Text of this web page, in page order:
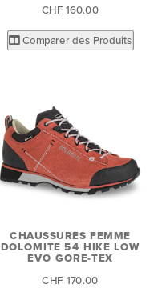
CHF 160.00
Comparer des Produits
CHAUSSURES FEMME
DOLOMITE 54 HIKE LOW
EVO GORE-TEX
CHF 170.00